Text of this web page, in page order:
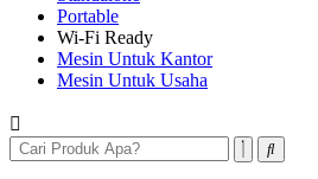
Portable
Wi-Fi Ready
Mesin Untuk Kantor
Mesin Untuk Usaha